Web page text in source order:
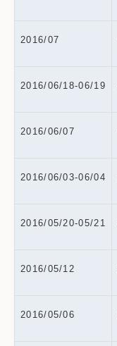
2016/07
2016/06/18-06/19
2016/06/07
2016/06/03-06/04
2016/05/20-05/21
2016/05/12
2016/05/06